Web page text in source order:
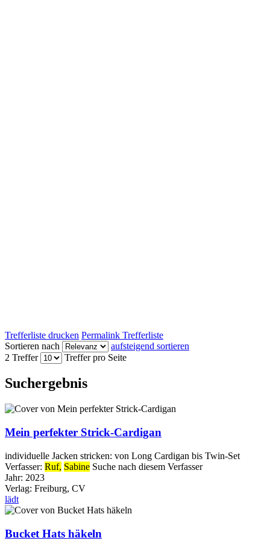
Trefferliste drucken Permalink Trefferliste
Sortieren nach
aufsteigend sortieren
2 Treffer
Treffer pro Seite
Suchergebnis
Mein perfekter Strick-Cardigan
individuelle Jacken stricken: von Long Cardigan bis Twin-Set
Verfasser: Ruf, Sabine Suche nach diesem Verfasser
Jahr: 2023
Verlag: Freiburg, CV
lädt
Bucket Hats häkeln